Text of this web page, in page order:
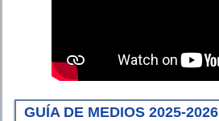
GUÍA DE MEDIOS 2025-2026